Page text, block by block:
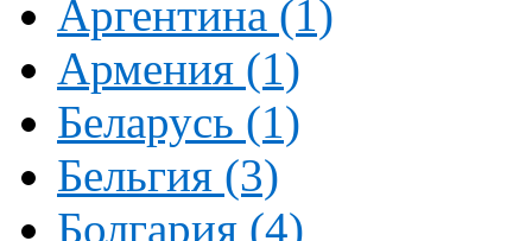
Аргентина (1)
Армения (1)
Беларусь (1)
Бельгия (3)
Болгария (4)